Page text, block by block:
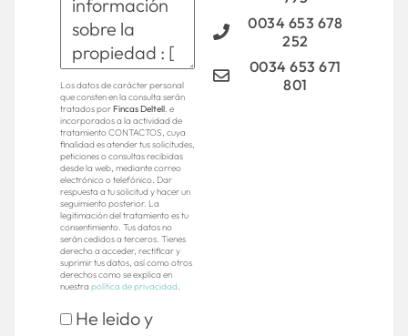
Los datos de carácter personal
que consten en la consulta serán
tratados porFincas Deltell. e
incorporados a la actividad de
tratamiento CONTACTOS, cuya
finalidad es atender tus solicitudes,
peticiones o consultas recibidas
desde la web, mediante correo
electrónico o telefónico. Dar
respuesta a tu solicitud y hacer un
seguimiento posterior. La
legitimación del tratamiento es tu
consentimiento. Tus datos no
serán cedidos a terceros. Tienes
derecho a acceder, rectificar y
suprimir tus datos, así como otros
derechos como se explica en
nuestra política de privacidad.
He leido y
0034 653 678
252
0034 653 671
801